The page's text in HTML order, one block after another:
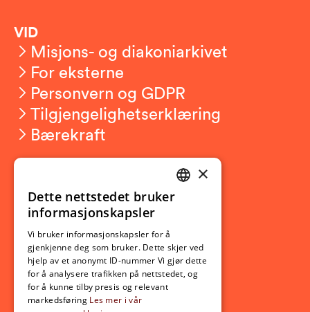
VID
Misjons- og diakoniarkivet
For eksterne
Personvern og GDPR
Tilgjengelighetserklæring
Bærekraft
Ny student
Utveksling
Opptak
Lov- og regelverk
Aktuelt
NORWEGIAN
×
Dette nettstedet bruker
informasjonskapsler
Vi bruker informasjonskapsler for å
gjenkjenne deg som bruker. Dette skjer ved
hjelp av et anonymt ID-nummer Vi gjør dette
for å analysere trafikken på nettstedet, og
for å kunne tilby presis og relevant
markedsføring Les mer i vår